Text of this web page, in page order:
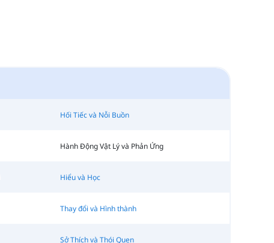
Hối Tiếc và Nỗi Buồn
Hành Động Vật Lý và Phản Ứng
Hiểu và Học
Thay đổi và Hình thành
Sở Thích và Thói Quen